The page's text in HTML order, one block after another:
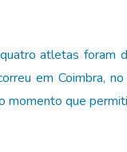
atletas foram
em Coimbra,
momento que